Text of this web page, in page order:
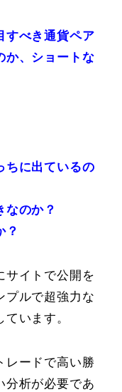
すべき通貨ペア
か、ショートな
ちに出ているの
なのか？
？
サイトで公開を
プルで超強力な
います。
レードで高い勝
分析が必要であ